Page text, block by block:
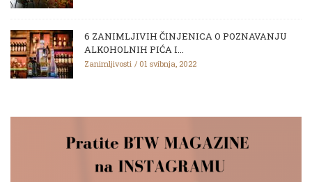
6 ZANIMLJIVIH ČINJENICA O POZNAVANJU
ALKOHOLNIH PIĆA I...
Zanimljivosti 01 svibnja, 2022